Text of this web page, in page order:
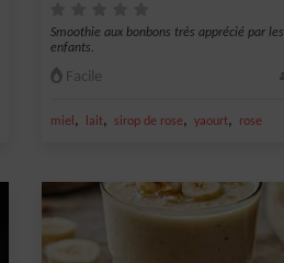
Smoothie aux bonbons très apprécié par les
enfants.
Facile
miel , lait, sirop de rose, yaourt, rose